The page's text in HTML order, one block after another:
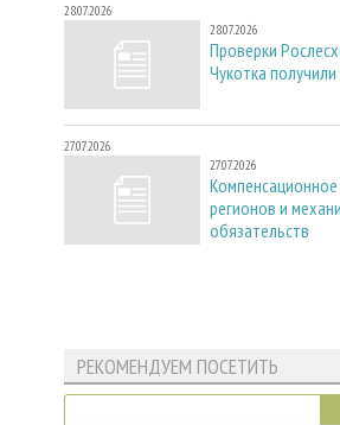
28.07.2026
28.07.2026
Проверки
Чукотка
27.07.2026
27.07.2026
регионов и
обязательств
РЕКОМЕНДУЕМ ПОСЕТИТЬ